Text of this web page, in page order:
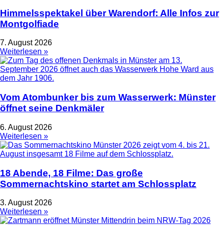
Himmelsspektakel über Warendorf: Alle Infos zur
Montgolfiade
7. August 2026
Weiterlesen »
Vom Atombunker bis zum Wasserwerk: Münster
öffnet seine Denkmäler
6. August 2026
Weiterlesen »
18 Abende, 18 Filme: Das große
Sommernachtskino startet am Schlossplatz
3. August 2026
Weiterlesen »